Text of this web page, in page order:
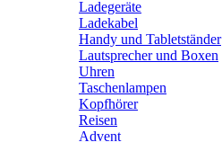
Ladegeräte
Ladekabel
Handy und Tabletständer
Lautsprecher und Boxen
Uhren
Taschenlampen
Kopfhörer
Reisen
Advent